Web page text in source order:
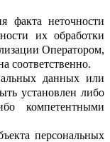
факта неточности
их обработки
Оператором,
соответственно.
данных или
установлен либо
компетентными
персональных